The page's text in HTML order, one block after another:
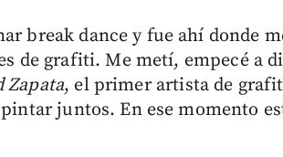
break dance y fue ahí donde
de grafiti. Me metí, empecé a
Zapata, el primer artista de
juntos. En ese momento